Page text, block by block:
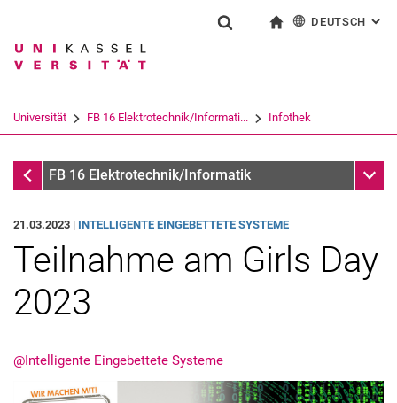
Springe direkt zu: Inhalt
Springe direkt zu: Suche
Springe direkt zu:
Suchbegriff
Suchen (öffnet externen Link in einem
DEUTSCH :
Universität FB 16 Elektrotechnik/Informati... Infothek
InfothekFB 16 Elektrotechnik/Informatik
21.03.2023 | INTELLIGENTE EINGEBETTETE SYSTEME
Teilnahme am Girls Day
2023
@Intelligente Eingebettete Systeme